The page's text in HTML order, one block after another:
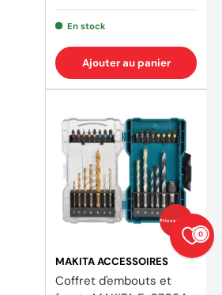
En stock
Ajouter au panier
Prix coûtants
MAKITA ACCESSOIRES
Coffret d'embouts et
0